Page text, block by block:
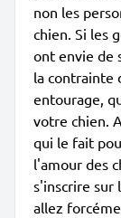
non les
chien. Si les
ont envie de
la contrainte
entourage,
votre chien.
qui le fait
l'amour des
s'inscrire sur
allez